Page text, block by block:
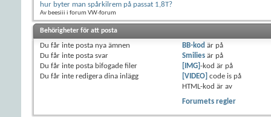
hur byter man spårkilrem på passat 1,8T?
Av beesiii i forum VW-forum
Behörigheter för att posta
Du får inte posta nya ämnen
Du får inte posta svar
Du får inte posta bifogade filer
Du får inte redigera dina inlägg
BB-kod är på
Smiliesär på
[IMG] -kod är på
[VIDEO] code is på
HTML-kod är av
Forumets regler